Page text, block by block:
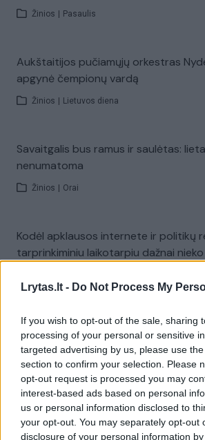
Lrytas.lt - Do Not Process My
If you wish to opt-out of the sale, sharing
processing of your personal or sensitive
targeted advertising by us, please use
section to confirm your selection. Please
opt-out request is processed you may
interest-based ads based on personal
us or personal information disclosed to
your opt-out. You may separately opt-out
disclosure of your personal information
Žinios Pasaulis
Aukštaitijos pučiamųjų orkestras
apgynė čempionų vardą
Žinios Lietuvos diena
Savaitgalis bus ramus ir saulėtas:
nenumatoma
Žinios Orai
Kodėl apklausos internete ir politikų
tarprinkiminiu laikotarpiu dažnai
Visi įrašai
Žiūrimiausi įrašai
Vaizdai iš tragiškos avarijos Vilniaus